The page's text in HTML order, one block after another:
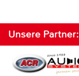
Unsere Partner: